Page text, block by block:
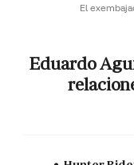
El
Eduardo